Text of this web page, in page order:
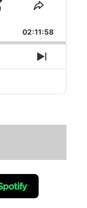
Forward
Share
Episode
02:11:58
Next
Episode